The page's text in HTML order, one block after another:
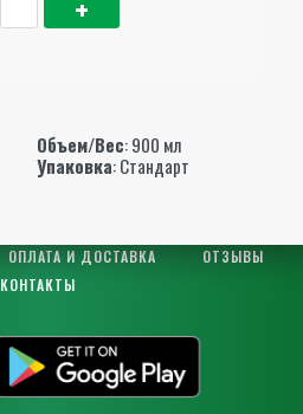
Объем/Вес: 900 мл
Упаковка: Стандарт
ОПЛАТА И ДОСТАВКА
ОТЗЫВЫ
КОНТАКТЫ